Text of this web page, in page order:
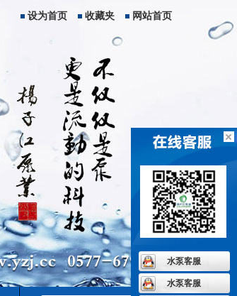
水泵客服
水泵客服
网站首页
收藏夹
设为首页